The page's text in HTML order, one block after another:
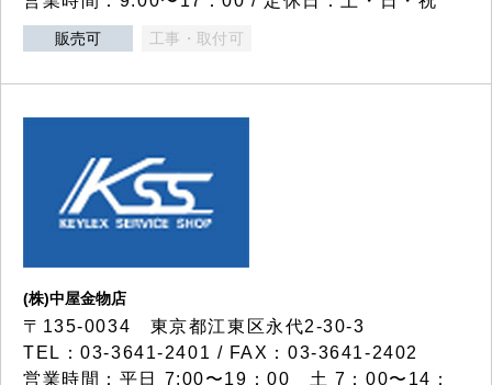
販売可 工事・取付可
(株)中屋金物店
〒135-0034 東京都江東区永代2-30-3
TEL：03-3641-2401 / FAX：03-3641-2402
営業時間：平日 7:00〜19：00 土 7：00〜14：